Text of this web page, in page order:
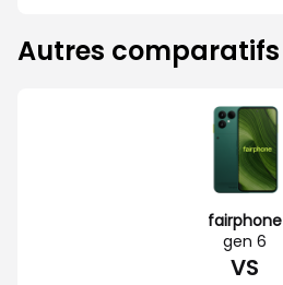
Autres comparatifs
fairphone
gen 6
VS